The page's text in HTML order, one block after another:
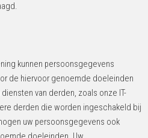
kunnen persoonsgegevens
de hiervoor genoemde doeleinden
van derden, zoals onze IT-
derden die worden ingeschakeld bij
uw persoonsgegevens ook